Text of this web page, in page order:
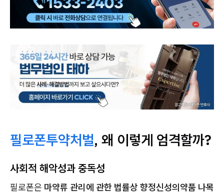
필로폰투약처벌, 왜 이렇게 엄격할까?
사회적 해악성과 중독성
필로폰은 마약류 관리에 관한 법률상 향정신성의약품 나목